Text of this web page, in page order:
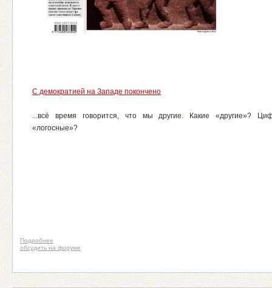
С демократией на Западе покончено
...всё время говорится, что мы другие. Какие «другие»?
«логосные»?
Подробнее
обсудить на форуме